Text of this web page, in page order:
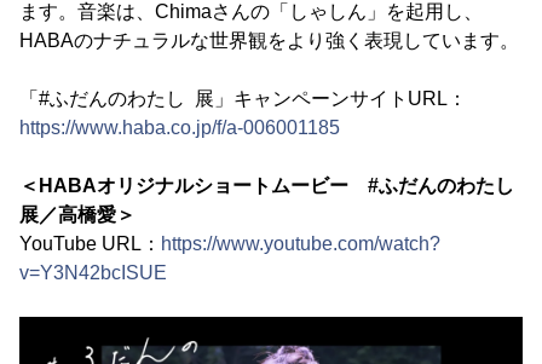
ます。音楽は、Chimaさんの「しゃしん」を起用し、
HABAのナチュラルな世界観をより強く表現しています。
「#ふだんのわたし 展」キャンペーンサイトURL：
https://www.haba.co.jp/f/a-006001185
＜HABAオリジナルショートムービー #ふだんのわたし
展／高橋愛＞
YouTube URL： https://www.youtube.com/watch?
v=Y3N42bcISUE